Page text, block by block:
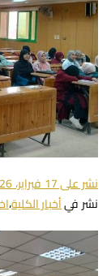
نشر على17 فبراير، 2026
نشر فيأخبار الكلية،